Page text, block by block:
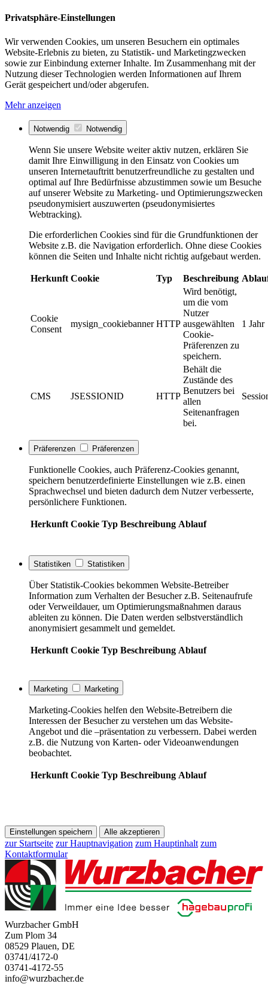
Privatsphäre-Einstellungen
Wir verwenden Cookies, um unseren Besuchern ein optimales
Website-Erlebnis zu bieten, zu Statistik- und Marketingzwecken
sowie zur Einbindung externer Inhalte. Im Zusammenhang mit der
Nutzung dieser Technologien werden Informationen auf Ihrem
Gerät gespeichert und/oder abgerufen.
Mehr anzeigen
Notwendig Notwendig
Wenn Sie unsere Website weiter aktiv nutzen, erklären Sie
damit Ihre Einwilligung in den Einsatz von Cookies um
unseren Internetauftritt benutzerfreundliche zu gestalten und
optimal auf Ihre Bedürfnisse abzustimmen sowie um Besuche
auf unserer Website zu Marketing- und Optimierungszwecken
pseudonymisiert auszuwerten (pseudonymisiertes
Webtracking).
Die erforderlichen Cookies sind für die Grundfunktionen der
Website z.B. die Navigation erforderlich. Ohne diese Cookies
können die Seiten und Inhalte nicht richtig aufgebaut werden.
Herkunft Cookie Typ Beschreibung
Cookie
Consent
mysign_cookiebanner HTTP
Wird benötigt,
um die vom
Nutzer
ausgewählten
Cookie-
Präferenzen zu
speichern.
1 Jahr
CMS JSESSIONID HTTP
Behält die
Zustände des
Benutzers bei
allen
Seitenanfragen
bei.
Präferenzen Präferenzen
Funktionelle Cookies, auch Präferenz-Cookies genannt,
speichern benutzerdefinierte Einstellungen wie z.B. einen
Sprachwechsel und bieten dadurch dem Nutzer verbesserte,
persönlichere Funktionen.
Herkunft Cookie Typ Beschreibung Ablauf
Statistiken Statistiken
Über Statistik-Cookies bekommen Website-Betreiber
Information zum Verhalten der Besucher z.B. Seitenaufrufe
oder Verweildauer, um Optimierungsmaßnahmen daraus
ableiten zu können. Die Daten werden selbstverständlich
anonymisiert gesammelt und gemeldet.
Herkunft Cookie Typ Beschreibung Ablauf
Marketing Marketing
Marketing-Cookies helfen den Website-Betreibern die
Interessen der Besucher zu verstehen um das Website-
Angebot und die –präsentation zu verbessern. Dabei werden
z.B. die Nutzung von Karten- oder Videoanwendungen
beobachtet.
Herkunft Cookie Typ Beschreibung Ablauf
Einstellungen speichern Alle akzeptieren
zur Startseite zur Hauptnavigation zum Hauptinhalt zum
Kontaktformular
Wurzbacher GmbH
Zum Plom 34
08529 Plauen, DE
03741/4172-0
03741-4172-55
info@wurzbacher.de